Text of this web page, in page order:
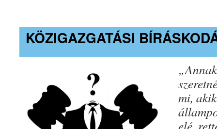
KÖZIGAZGATÁSI
mi,